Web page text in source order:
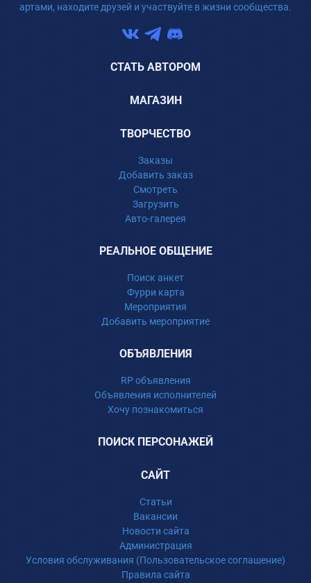
артами, находите друзей и участвуйте в жизни сообщества.
СТАТЬ АВТОРОМ
МАГАЗИН
ТВОРЧЕСТВО
Заказы
Добавить заказ
Смотреть
Загрузить
Авто-галерея
РЕАЛЬНОЕ ОБЩЕНИЕ
Поиск анкет
Фурри карта
Мероприятия
Добавить мероприятие
ОБЪЯВЛЕНИЯ
RP объявления
Объявления исполнителей
Хочу познакомиться
ПОИСК ПЕРСОНАЖЕЙ
САЙТ
Статьи
Вакансии
Новости сайта
Администрация
Условия обслуживания (Пользовательское соглашение)
Правила сайта